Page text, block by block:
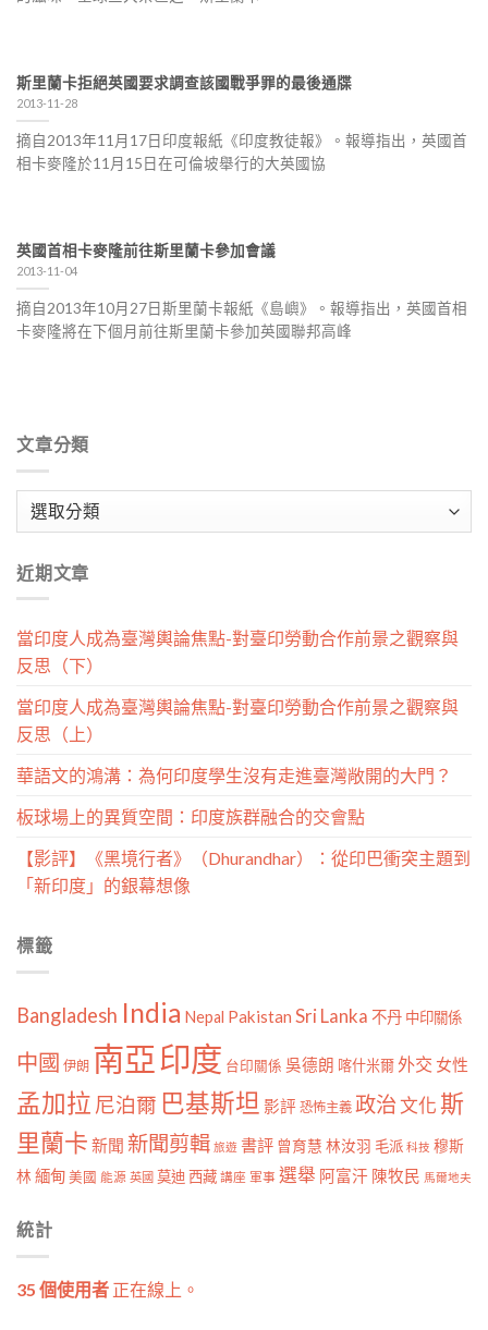
斯里蘭卡拒絕英國要求調查該國戰爭罪的最後通牒
2013-11-28
摘自2013年11月17日印度報紙《印度教徒報》。報導指出，英國首
相卡麥隆於11月15日在可倫坡舉行的大英國協
英國首相卡麥隆前往斯里蘭卡參加會議
2013-11-04
摘自2013年10月27日斯里蘭卡報紙《島嶼》。報導指出，英國首相
卡麥隆將在下個月前往斯里蘭卡參加英國聯邦高峰
文章分類
類
近期文章
當印度人成為臺灣輿論焦點-對臺印勞動合作前景之觀察與
反思（下）
當印度人成為臺灣輿論焦點-對臺印勞動合作前景之觀察與
反思（上）
華語文的鴻溝：為何印度學生沒有走進臺灣敞開的大門？
板球場上的異質空間：印度族群融合的交會點
【影評】《黑境行者》（Dhurandhar）：從印巴衝突主題到
「新印度」的銀幕想像
標籤
Bangladesh India Nepal Pakistan Sri Lanka 不丹 中印關係
中國 伊朗 南亞印度 台印關係 吳德朗 喀什米爾外交 女性
孟加拉 尼泊爾 巴基斯坦 影評 恐怖主義 政治文化斯
里蘭卡 新聞 新聞剪輯 旅遊 書評 曾育慧 林汝羽 毛派 科技 穆斯
林 緬甸 美國 能源 英國 莫迪 西藏 講座 軍事 選舉 阿富汗 陳牧民 馬爾地夫
統計
35 個使用者 正在線上。